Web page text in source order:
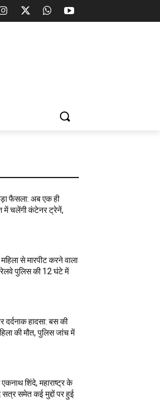
फैसला: अब एक ही
में चलेंगी कंटेनर ट्रेनें,
से मारपीट करने वाला
रेलवे पुलिस की 12 घंटे में
हादसा: बस की
की मौत, पुलिस जांच में
एकनाथ शिंदे, महाराष्ट्र के
समेत कई मुद्दों पर हुई